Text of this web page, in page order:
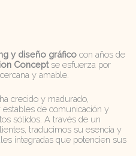
y diseño gráfico con años de
Conceptse esfuerza por
y amable.
crecido y madurado,
de comunicación y
sólidos. A través de un
traducimos su esencia y
integradas que potencien sus